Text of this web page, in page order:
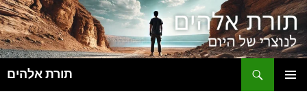
תורת אלהים